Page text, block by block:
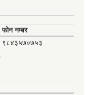
फोन नम्बर
९८४३५७०७५३